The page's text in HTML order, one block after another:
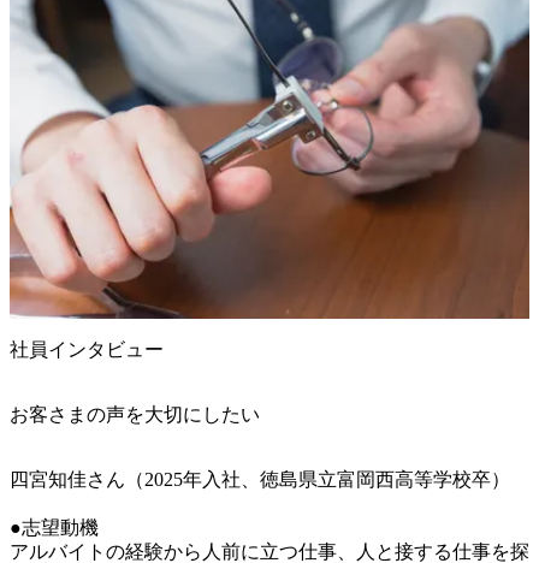
社員インタビュー
お客さまの声を大切にしたい
四宮知佳さん（2025年入社、徳島県立富岡西高等学校卒）
●志望動機
アルバイトの経験から人前に立つ仕事、人と接する仕事を探